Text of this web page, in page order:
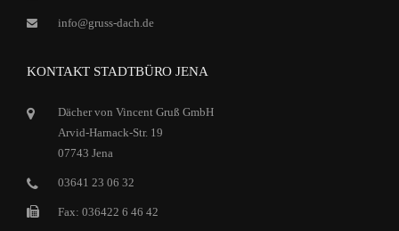
info@gruss-dach.de
KONTAKT STADTBÜRO JENA
Dächer von Vincent Gruß GmbH
Arvid-Harnack-Str. 19
07743 Jena
03641 23 06 32
Fax: 036422 6 46 42